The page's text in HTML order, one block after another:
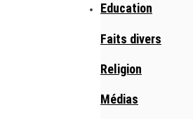
Education
Faits divers
Religion
Médias